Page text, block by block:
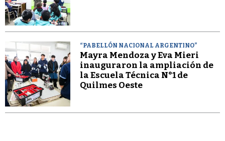
“PABELLÓN NACIONAL ARGENTINO”
Mayra Mendoza y Eva Mieri
inauguraron la ampliación de
la Escuela Técnica N°1 de
Quilmes Oeste